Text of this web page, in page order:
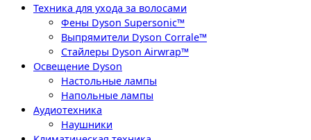
Техника для ухода за волосами
Фены Dyson Supersonic™
Выпрямители Dyson Corrale™
Стайлеры Dyson Airwrap™
Освещение Dyson
Настольные лампы
Напольные лампы
Аудиотехника
Наушники